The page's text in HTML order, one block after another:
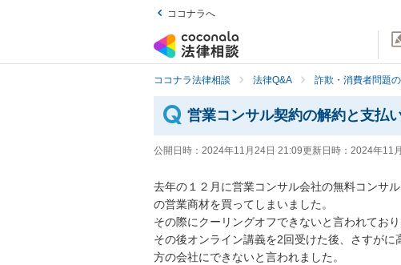
ココナラへ
ココナラ法律相談 法律Q&A 詐欺・消費者問題
営業コンサル契約の解約と支払
公開日時： 2024年11月24日 21:09更新日時： 2024年11
去年の１２月に営業コンサル会社の無料コンサ
の営業商材を買ってしまいました。
その際にクーリングオフできないと言われており
その後オンライン講義を2回受けた後、さすが
方の会社にできないと言われました。